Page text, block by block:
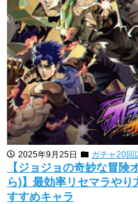
2025年9月25日 ガチャ20回
【ジョジョの奇妙な冒険
ら)】最効率リセマラや
すすめキャラ